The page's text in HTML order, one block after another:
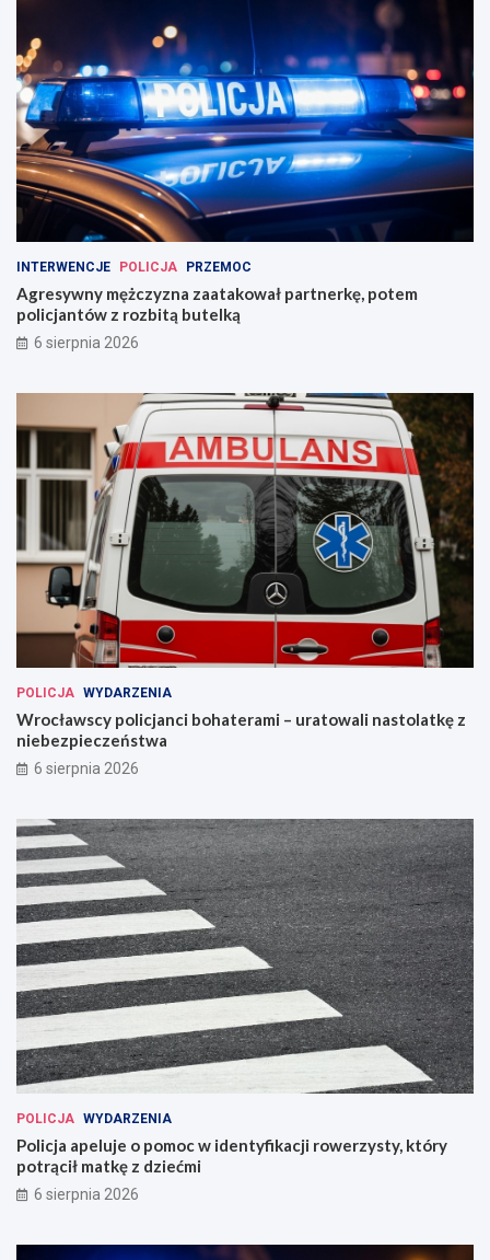
INTERWENCJE POLICJA PRZEMOC
Agresywny mężczyzna zaatakował partnerkę, potem
policjantów z rozbitą butelką
6 sierpnia 2026
POLICJA WYDARZENIA
Wrocławscy policjanci bohaterami – uratowali nastolatkę z
niebezpieczeństwa
6 sierpnia 2026
POLICJA WYDARZENIA
Policja apeluje o pomoc w identyfikacji rowerzysty, który
potrącił matkę z dziećmi
6 sierpnia 2026